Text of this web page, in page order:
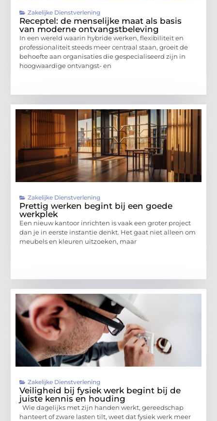
Zakelijke Dienstverlening
Receptel: de menselijke maat als basis
van moderne ontvangstbeleving
In een wereld waarin hybride werken, flexibiliteit en
professionaliteit steeds meer centraal staan, groeit de
behoefte aan organisaties die gespecialiseerd zijn in
hoogwaardige ontvangst- en
Zakelijke Dienstverlening
Prettig werken begint bij een goede
werkplek
Een nieuw kantoor inrichten is vaak een groter project
dan je in eerste instantie denkt. Het gaat niet alleen om
meubels en kleuren uitzoeken, maar
Zakelijke Dienstverlening
Veiligheid bij fysiek werk begint bij de
juiste kennis en houding
Wie dagelijks met zijn handen werkt, gereedschap
hanteert of zware lasten tilt, weet dat fysiek werk meer